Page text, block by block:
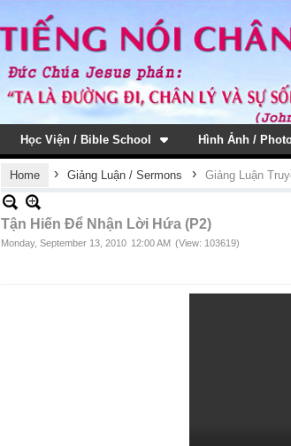
Học Viện / Bible School Hình Ảnh /
Home › Giảng Luận / Sermons › Giảng Luận
Tận Hiến Để Nhận Lời Hứa (P2)
Monday, September 13, 2010 12:00 AM (View: 103619)